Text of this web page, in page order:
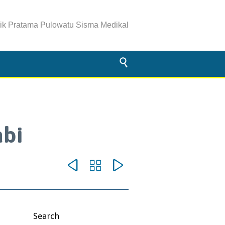
Pratama Pulowatu Sisma Medikal

  
Search